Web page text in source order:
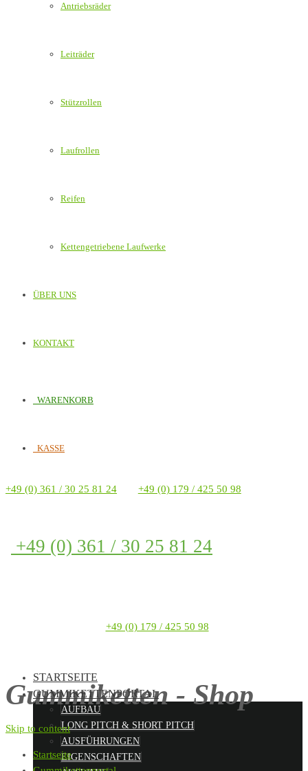
Antriebsräder
Leiträder
Stützrollen
Laufrollen
Reifen
Kettengetriebene Laufwerke
ÜBER UNS
KONTAKT
WARENKORB
KASSE
+49 (0) 361 / 30 25 81 24 +49 (0) 179 / 425 50 98
+49 (0) 361 / 30 25 81 24
+49 (0) 179 / 425 50 98
Gummiketten - Shop
STARTSEITE
GUMMIKETTENPORTAL
AUFBAU
LONG PITCH & SHORT PITCH
AUSFÜHRUNGEN
EIGENSCHAFTEN
Skip to content
Startseite